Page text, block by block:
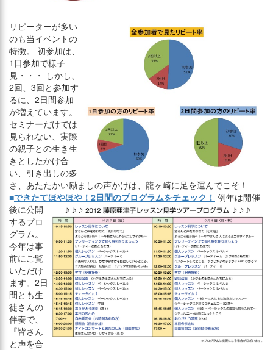
リピーターが多い
のも当イベントの
特徴。 初参加は、
1日参加で様子
見・・・ しかし、
2回、3回と参加す
るに、2日間参加
が増えています。
セミナーだけでは
見られない、実際
の親子との生き生
きとしたかけ合
い、引き出しの多
さ、あたたかい励ましの声かけは、龍ヶ崎に足を運んでこそ！
■できたてほやほや！2日間のプログラムをチェック！ 例年は開催
後に公開
するプロ
グラム。
今年は事
前にご覧
いただけ
ます。2日
間とも生
徒さんの
伴奏で、
『皆さん
と声を合